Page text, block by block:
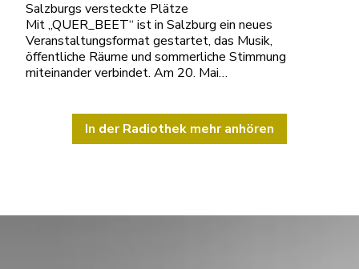
Salzburgs versteckte Plätze
Mit „QUER_BEET“ ist in Salzburg ein neues
Veranstaltungsformat gestartet, das Musik,
öffentliche Räume und sommerliche Stimmung
miteinander verbindet. Am 20. Mai…
In der Radiothek mehr anhören